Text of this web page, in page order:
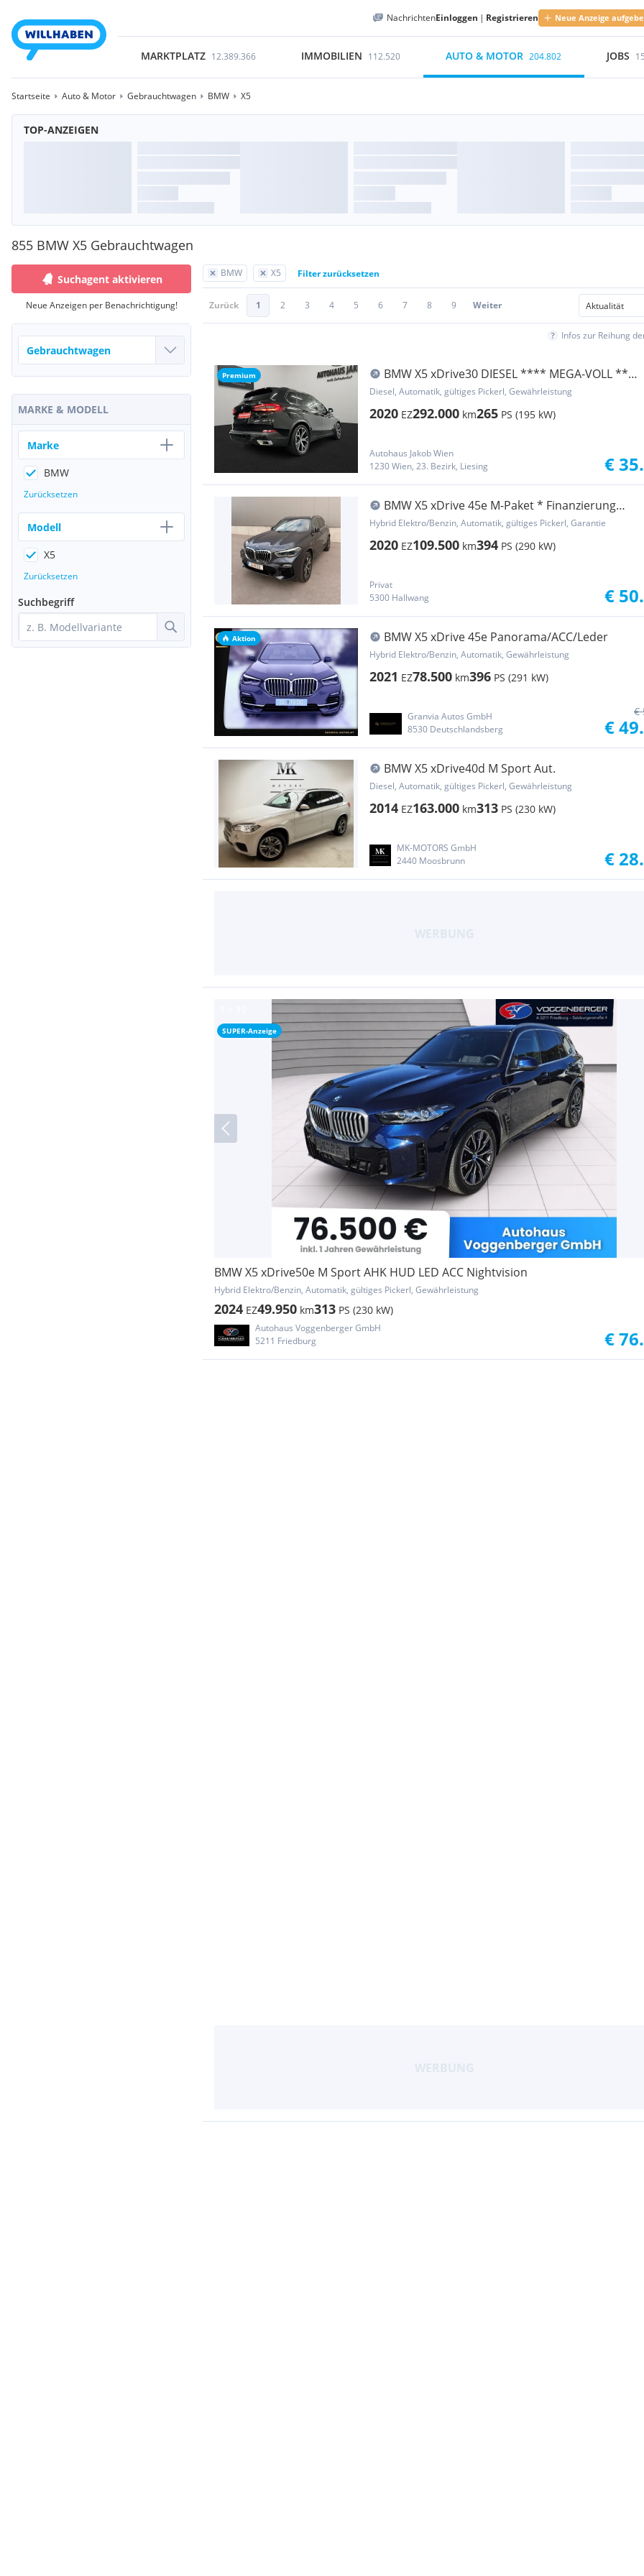
NachrichtenEinloggen | Registrieren Neue Anzeige
MARKTPLATZ 12.389.366 IMMOBILIEN 112.520 AUTO & MOTOR 204.802 JOBS
Startseite Auto & Motor Gebrauchtwagen BMW X5
TOP-ANZEIGEN
855 BMW X5 Gebrauchtwagen
BMW X5 Filter zurücksetzen
Zurück 1 2 3 4 5 6 7 8 9 Weiter
Infos zur Reihung
Premium
BMW X5 xDrive30 DIESEL **** MEGA-VOLL ****
KAMERA-L...
Diesel, Automatik, gültiges Pickerl, Gewährleistung
2020 EZ292.000 km265 PS (195 kW)
Autohaus Jakob Wien
1230 Wien, 23. Bezirk, Liesing
€
BMW X5 xDrive 45e M-Paket * Finanzierung
möglich *
Hybrid Elektro/Benzin, Automatik, gültiges Pickerl, Garantie
2020 EZ109.500 km394 PS (290 kW)
Privat
5300 Hallwang
€
Aktion BMW X5 xDrive 45e Panorama/ACC/Leder
Hybrid Elektro/Benzin, Automatik, Gewährleistung
2021 EZ78.500 km396 PS (291 kW)
Granvia Autos GmbH
8530 Deutschlandsberg
€
€
BMW X5 xDrive40d M Sport Aut.
Diesel, Automatik, gültiges Pickerl, Gewährleistung
2014 EZ163.000 km313 PS (230 kW)
MK-MOTORS GmbH
2440 Moosbrunn
€
SUPER-Anzeige
BMW X5 xDrive50e M Sport AHK HUD LED ACC Nightvision
Hybrid Elektro/Benzin, Automatik, gültiges Pickerl, Gewährleistung
2024 EZ49.950 km313 PS (230 kW)
Autohaus Voggenberger GmbH
5211 Friedburg
€
Suchagent aktivieren
Neue Anzeigen per Benachrichtigung!
MARKE & MODELL
Marke
BMW
Zurücksetzen
Modell
X5
Zurücksetzen
Suchbegriff